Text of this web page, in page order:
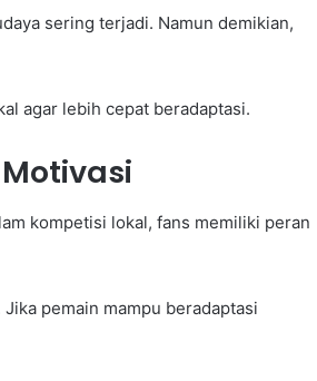
sering terjadi. Namun demikian,
agar lebih cepat beradaptasi.
kompetisi lokal, fans memiliki peran
pemain mampu beradaptasi